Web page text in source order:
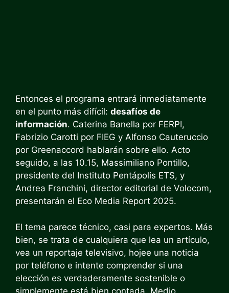
Entonces el programa entrará inmediatamente
en el punto más difícil: desafíos de
información. Caterina Banella por FERPI,
Fabrizio Carotti por FIEG y Alfonso Cauteruccio
por Greenaccord hablarán sobre ello. Acto
seguido, a las 10.15, Massimiliano Pontillo,
presidente del Instituto Pentápolis ETS, y
Andrea Franchini, director editorial de Volocom,
presentarán el Eco Media Report 2025.
El tema parece técnico, casi para expertos. Más
bien, se trata de cualquiera que lea un artículo,
vea un reportaje televisivo, hojee una noticia
por teléfono e intente comprender si una
elección es verdaderamente sostenible o
simplemente está bien contada. Medio